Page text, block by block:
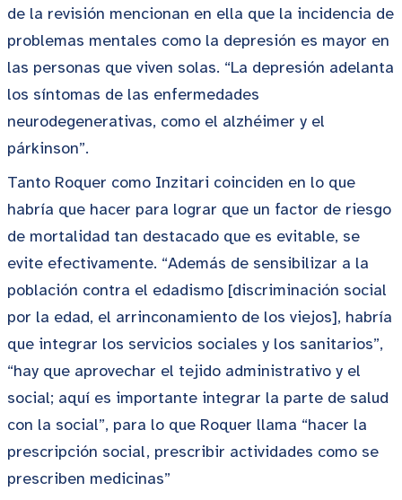
de la revisión mencionan en ella que la incidencia de
problemas mentales como la depresión es mayor en
las personas que viven solas. “La depresión adelanta
los síntomas de las enfermedades
neurodegenerativas, como el alzhéimer y el
párkinson”.
Tanto Roquer como Inzitari coinciden en lo que
habría que hacer para lograr que un factor de riesgo
de mortalidad tan destacado que es evitable, se
evite efectivamente. “Además de sensibilizar a la
población contra el edadismo [discriminación social
por la edad, el arrinconamiento de los viejos], habría
que integrar los servicios sociales y los sanitarios”,
“hay que aprovechar el tejido administrativo y el
social; aquí es importante integrar la parte de salud
con la social”, para lo que Roquer llama “hacer la
prescripción social, prescribir actividades como se
prescriben medicinas”